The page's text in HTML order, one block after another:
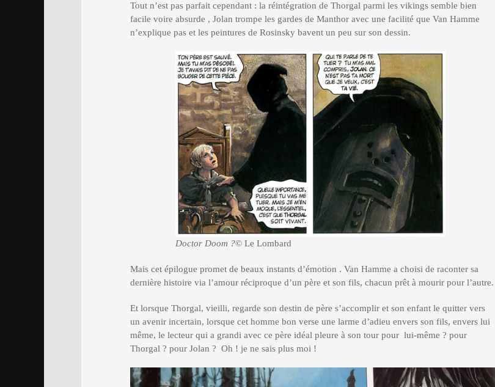
Tout n’est pas parfait cependant : la réintégration de Thorgal parmi les vikings semble bien
facile voire absurde , Jolan trompe les gardes de Manthor avec une facilité que Van Hamme
n’explique pas et les peintures de Rosinsky bavent un peu sur son dessin.
Doctor Doom ?© Le Lombard
Mais cet épilogue promet de beaux instants d’émotion . Van Hamme a choisi de raconter sa
dernière histoire via l’amour réciproque d’un père et son fils, chacun prêt à mourir pour l’autre.
Et lorsque Thorgal, vieilli, regarde son destin de père s’accomplir et son enfant le quitter vers
un avenir incertain, lorsque cet homme bon verse une larme d’adieu envers son fils, envers lui
même, le lecteur qui a grandi avec ce père idéal pleure à son tour pour lui-même ? pour
Thorgal ? pour Jolan ? Oh ! je ne sais plus moi !